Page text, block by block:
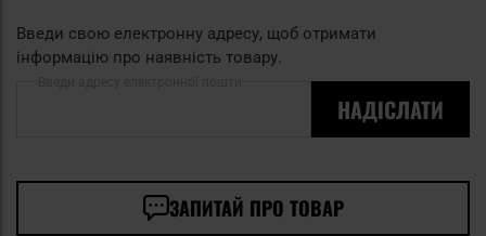
Введи свою електронну адресу, щоб отримати
інформацію про наявність товару.
НАДІСЛАТИ
ЗАПИТАЙ ПРО ТОВАР